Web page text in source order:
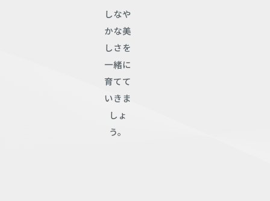
しなや
かな美
しさを
一緒に
育てて
いきま
しょ
う。